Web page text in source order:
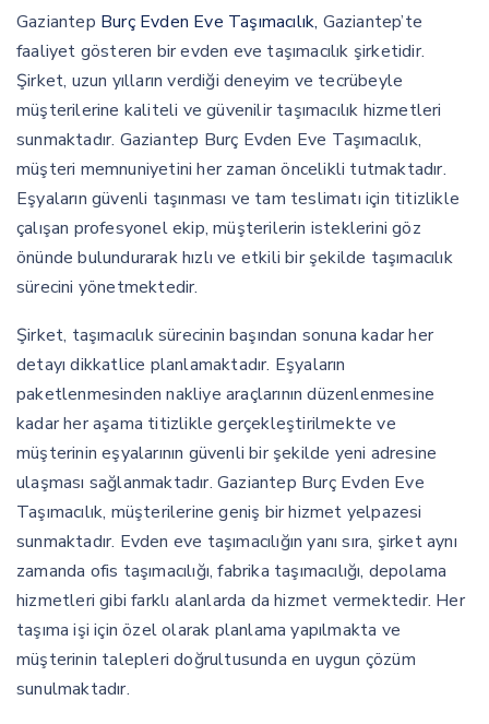
Gaziantep Burç Evden Eve Taşımacılık, Gaziantep’te
faaliyet gösteren bir evden eve taşımacılık şirketidir.
Şirket, uzun yılların verdiği deneyim ve tecrübeyle
müşterilerine kaliteli ve güvenilir taşımacılık hizmetleri
sunmaktadır. Gaziantep Burç Evden Eve Taşımacılık,
müşteri memnuniyetini her zaman öncelikli tutmaktadır.
Eşyaların güvenli taşınması ve tam teslimatı için titizlikle
çalışan profesyonel ekip, müşterilerin isteklerini göz
önünde bulundurarak hızlı ve etkili bir şekilde taşımacılık
sürecini yönetmektedir.
Şirket, taşımacılık sürecinin başından sonuna kadar her
detayı dikkatlice planlamaktadır. Eşyaların
paketlenmesinden nakliye araçlarının düzenlenmesine
kadar her aşama titizlikle gerçekleştirilmekte ve
müşterinin eşyalarının güvenli bir şekilde yeni adresine
ulaşması sağlanmaktadır. Gaziantep Burç Evden Eve
Taşımacılık, müşterilerine geniş bir hizmet yelpazesi
sunmaktadır. Evden eve taşımacılığın yanı sıra, şirket aynı
zamanda ofis taşımacılığı, fabrika taşımacılığı, depolama
hizmetleri gibi farklı alanlarda da hizmet vermektedir. Her
taşıma işi için özel olarak planlama yapılmakta ve
müşterinin talepleri doğrultusunda en uygun çözüm
sunulmaktadır.